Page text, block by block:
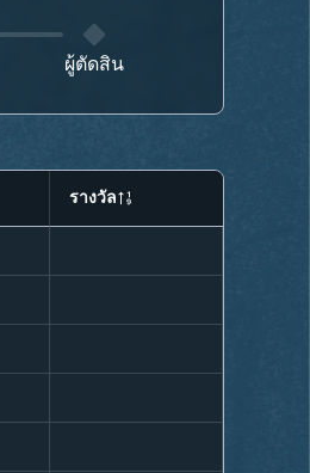
ผู้ตัดสิน
รางวัล